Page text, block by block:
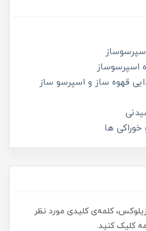
اسپرسوساز
قهوه ساز و اسپرسو ساز
ها
کلمه‌ی کلیدی مورد نظر
کلیک کنید.